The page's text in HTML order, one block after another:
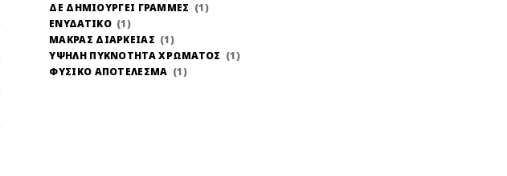
ΔΕ ΔΗΜΙΟΥΡΓΕΙ ΓΡΑΜΜΕΣ
1
ΕΝΥΔΑΤΙΚΟ
1
ΜΑΚΡΑΣ ΔΙΑΡΚΕΙΑΣ
1
ΥΨΗΛΗ ΠΥΚΝΟΤΗΤΑ ΧΡΩΜΑΤΟΣ
1
ΦΥΣΙΚΟ ΑΠΟΤΕΛΕΣΜΑ
1